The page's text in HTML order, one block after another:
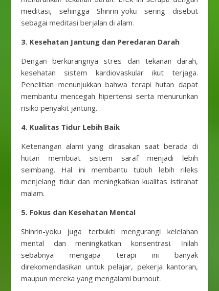
meditasi, sehingga Shinrin-yoku sering disebut
sebagai meditasi berjalan di alam.
3. Kesehatan Jantung dan Peredaran Darah
Dengan berkurangnya stres dan tekanan darah,
kesehatan sistem kardiovaskular ikut terjaga.
Penelitian menunjukkan bahwa terapi hutan dapat
membantu mencegah hipertensi serta menurunkan
risiko penyakit jantung.
4. Kualitas Tidur Lebih Baik
Ketenangan alami yang dirasakan saat berada di
hutan membuat sistem saraf menjadi lebih
seimbang. Hal ini membantu tubuh lebih rileks
menjelang tidur dan meningkatkan kualitas istirahat
malam.
5. Fokus dan Kesehatan Mental
Shinrin-yoku juga terbukti mengurangi kelelahan
mental dan meningkatkan konsentrasi. Inilah
sebabnya mengapa terapi ini banyak
direkomendasikan untuk pelajar, pekerja kantoran,
maupun mereka yang mengalami burnout.